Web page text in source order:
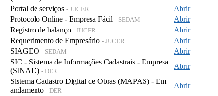
Portal de serviços - JUCER
Abrir
Protocolo Online - Empresa Fácil - SEDAM
Abrir
Registro de balanço - JUCER
Abrir
Requerimento de Empresário - JUCER
Abrir
SIAGEO - SEDAM
Abrir
SIC - Sistema de Informações Cadastrais - Empresa
(SINAD) - DER
Abrir
Sistema Cadastro Digital de Obras (MAPAS) - Em
andamento - DER
Abrir